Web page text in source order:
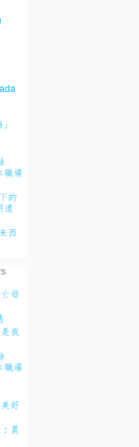
職場
的
遗
西
母
我
職場
好
晨